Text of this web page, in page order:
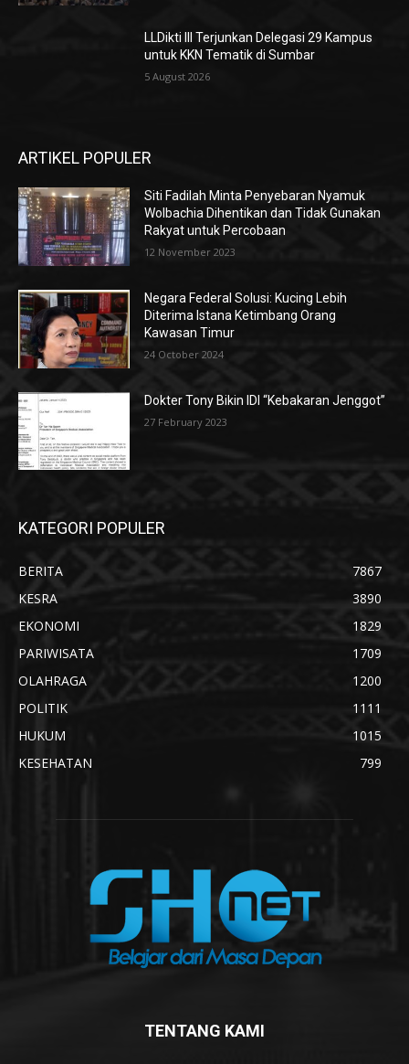
LLDikti III Terjunkan Delegasi 29 Kampus
untuk KKN Tematik di Sumbar
5 August 2026
ARTIKEL POPULER
Siti Fadilah Minta Penyebaran Nyamuk
Wolbachia Dihentikan dan Tidak Gunakan
Rakyat untuk Percobaan
12 November 2023
Negara Federal Solusi: Kucing Lebih
Diterima Istana Ketimbang Orang
Kawasan Timur
24 October 2024
Dokter Tony Bikin IDI “Kebakaran Jenggot”
27 February 2023
KATEGORI POPULER
BERITA
7867
KESRA
3890
EKONOMI
1829
PARIWISATA
1709
OLAHRAGA
1200
POLITIK
1111
HUKUM
1015
KESEHATAN
799
TENTANG KAMI